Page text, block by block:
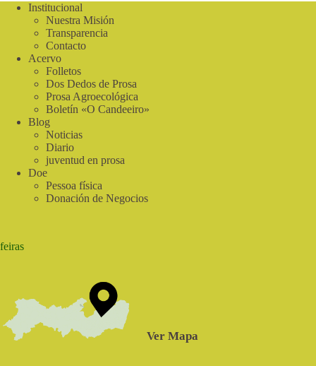
Institucional
Nuestra Misión
Transparencia
Contacto
Acervo
Folletos
Dos Dedos de Prosa
Prosa Agroecológica
Boletín «O Candeeiro»
Blog
Noticias
Diario
juventud en prosa
Doe
Pessoa física
Donación de Negocios
feiras
Ver Mapa